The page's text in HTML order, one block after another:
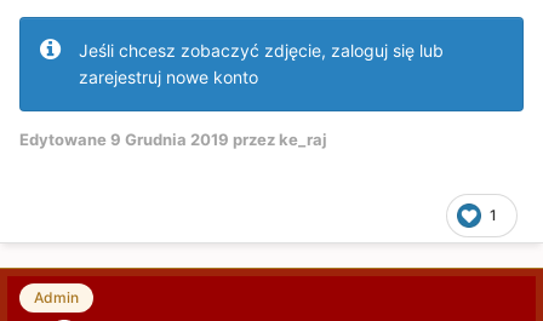
Jeśli chcesz zobaczyć zdjęcie, zaloguj się lub
zarejestruj nowe konto
Edytowane 9 Grudnia 2019 przez ke_raj
1
Admin